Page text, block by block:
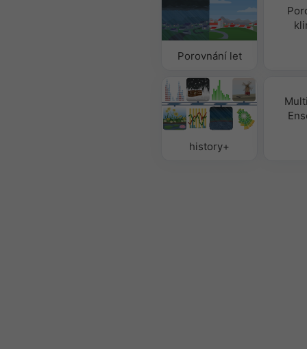
Porovnání let
history+